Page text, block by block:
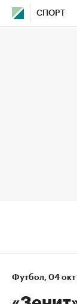
СПОРТ
Футбол⁠, 04